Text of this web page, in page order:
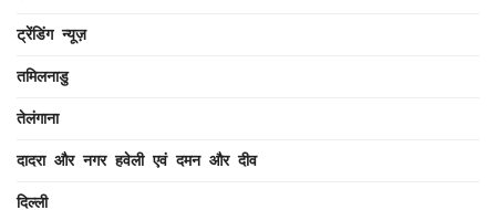
ट्रेंडिंग न्यूज़
तमिलनाडु
तेलंगाना
दादरा और नगर हवेली एवं दमन और दीव
दिल्ली